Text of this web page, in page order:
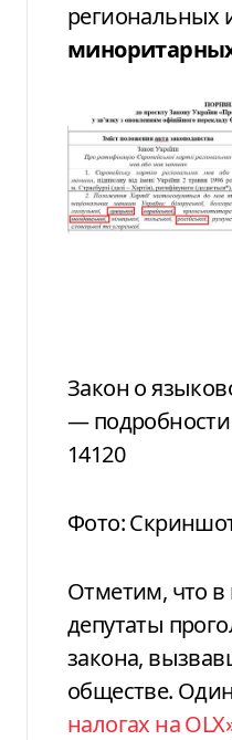
региональных
Закон о языковом пространстве
—
14120
Фото:
Отметим, что
депутаты
закона,
обществе.
налогах на